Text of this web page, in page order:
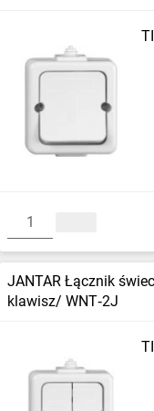
JANTAR Łącznik
klawisz/ WNT‑2J